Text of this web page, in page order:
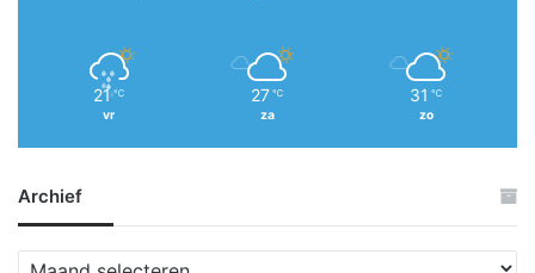
21 ℃
vr
27 ℃
za
31 ℃
zo
Archief